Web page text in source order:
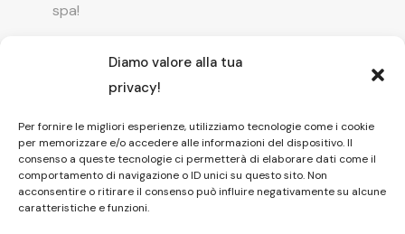
Diamo valore alla tua
privacy!
Per fornire le migliori esperienze, utilizziamo tecnologie come i cookie
per memorizzare e/o accedere alle informazioni del dispositivo. Il
consenso a queste tecnologie ci permetterà di elaborare dati come il
comportamento di navigazione o ID unici su questo sito. Non
acconsentire o ritirare il consenso può influire negativamente su alcune
caratteristiche e funzioni.
spa!
Offerta Natale in camera con vasca
idromassaggio ! Prenota il tuo relax esclusivo
Entrata GRATUITA in Piscina esterna! Il tuo relax
di coppia